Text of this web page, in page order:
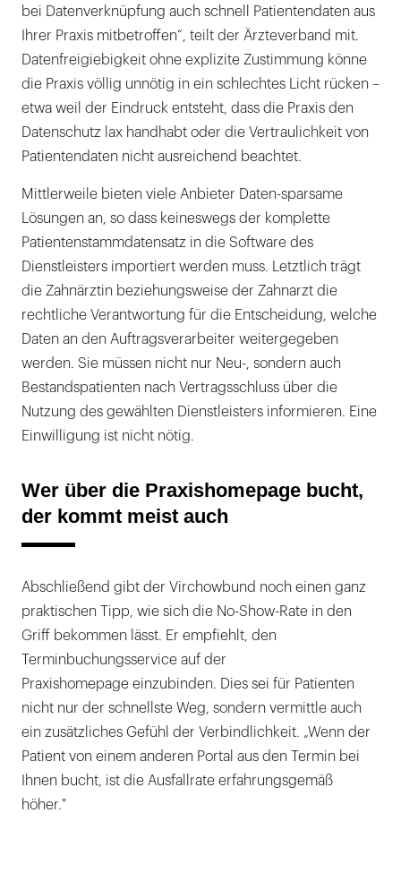
bei Datenverknüpfung auch schnell Patientendaten aus
Ihrer Praxis mitbetroffen“, teilt der Ärzteverband mit.
Datenfreigiebigkeit ohne explizite Zustimmung könne
die Praxis völlig unnötig in ein schlechtes Licht rücken –
etwa weil der Eindruck entsteht, dass die Praxis den
Datenschutz lax handhabt oder die Vertraulichkeit von
Patientendaten nicht ausreichend beachtet.
Mittlerweile bieten viele Anbieter Daten-sparsame
Lösungen an, so dass keineswegs der komplette
Patientenstammdatensatz in die Software des
Dienstleisters importiert werden muss. Letztlich trägt
die Zahnärztin beziehungsweise der Zahnarzt die
rechtliche Verantwortung für die Entscheidung, welche
Daten an den Auftragsverarbeiter weitergegeben
werden. Sie müssen nicht nur Neu-, sondern auch
Bestandspatienten nach Vertragsschluss über die
Nutzung des gewählten Dienstleisters informieren. Eine
Einwilligung ist nicht nötig.
Wer über die Praxishomepage bucht,
der kommt meist auch
Abschließend gibt der Virchowbund noch einen ganz
praktischen Tipp, wie sich die No-Show-Rate in den
Griff bekommen lässt. Er empfiehlt, den
Terminbuchungsservice auf der
Praxishomepage einzubinden. Dies sei für Patienten
nicht nur der schnellste Weg, sondern vermittle auch
ein zusätzliches Gefühl der Verbindlichkeit. „Wenn der
Patient von einem anderen Portal aus den Termin bei
Ihnen bucht, ist die Ausfallrate erfahrungsgemäß
höher."